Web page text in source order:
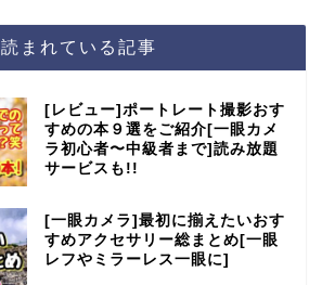
読まれている記事
[レビュー]ポートレート撮影おす
すめの本９選をご紹介[一眼カメ
ラ初心者〜中級者まで]読み放題
サービスも!!
[一眼カメラ]最初に揃えたいおす
すめアクセサリー総まとめ[一眼
レフやミラーレス一眼に]